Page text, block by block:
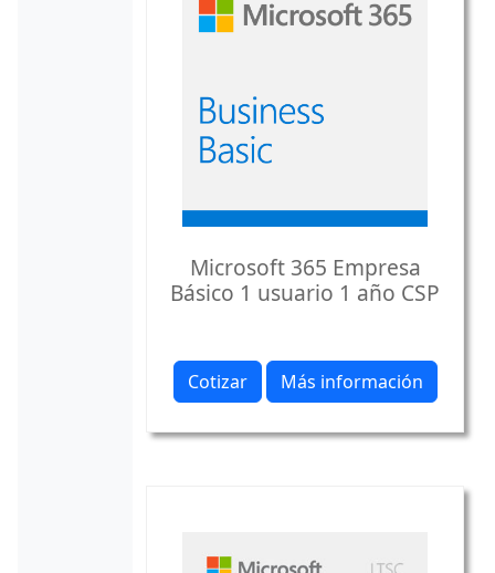
Microsoft 365 Empresa
Básico 1 usuario 1 año CSP
Cotizar Más información